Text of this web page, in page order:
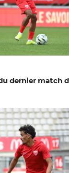
dernier match